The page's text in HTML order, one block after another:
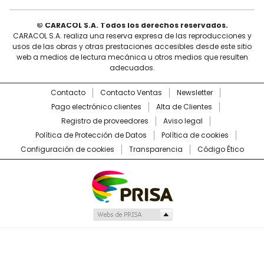
© CARACOL S.A. Todos los derechos reservados.
CARACOL S.A. realiza una reserva expresa de las reproducciones y
usos de las obras y otras prestaciones accesibles desde este sitio
web a medios de lectura mecánica u otros medios que resulten
adecuados.
Contacto Contacto Ventas
Newsletter
Pago electrónico clientes
Alta de Clientes
Registro de proveedores
Aviso legal
Política de Protección de Datos
Política de cookies
Configuración de cookies
Transparencia Código Ético